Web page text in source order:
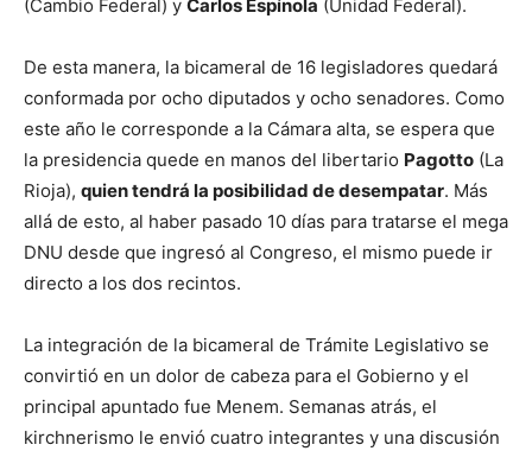
(Cambio Federal) y Carlos Espínola (Unidad Federal).
De esta manera, la bicameral de 16 legisladores quedará
conformada por ocho diputados y ocho senadores. Como
este año le corresponde a la Cámara alta, se espera que
la presidencia quede en manos del libertario Pagotto (La
Rioja), quien tendrá la posibilidad de desempatar. Más
allá de esto, al haber pasado 10 días para tratarse el mega
DNU desde que ingresó al Congreso, el mismo puede ir
directo a los dos recintos.
La integración de la bicameral de Trámite Legislativo se
convirtió en un dolor de cabeza para el Gobierno y el
principal apuntado fue Menem. Semanas atrás, el
kirchnerismo le envió cuatro integrantes y una discusión